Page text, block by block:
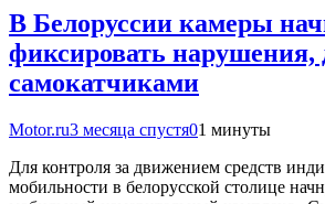
В Белоруссии камеры
фиксировать
самокатчиками
Motor.ru3 месяца спустя01 минуты
Для контроля за движением средств
мобильности в белорусской столице